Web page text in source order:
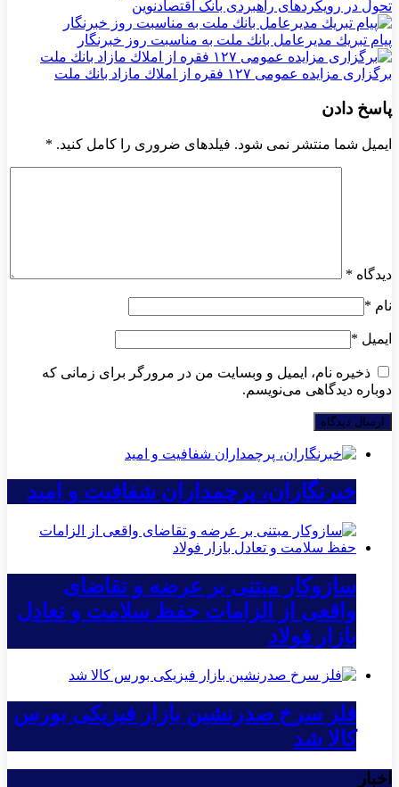
تحول در رویکردهای راهبردی بانک اقتصادنوین
پیام تبریك مدیرعامل بانك ملت به مناسبت روز خبرنگار
برگزاری مزایده عمومی ۱۲۷ فقره از املاك مازاد بانك ملت
پاسخ دادن
ایمیل شما منتشر نمی شود. فیلدهای ضروری را کامل کنید. *
دیدگاه *
نام *
ایمیل *
ذخیره نام، ایمیل و وبسایت من در مرورگر برای زمانی که
دوباره دیدگاهی می‌نویسم.
خبرنگاران، پرچمداران شفافیت و امید
سازوکار مبتنی بر عرضه و تقاضای
واقعی از الزامات حفظ سلامت و تعادل
بازار فولاد
فلز سرخ صدرنشین بازار فیزیکی بورس
کالا شد
اخبار